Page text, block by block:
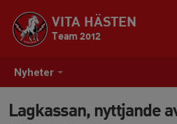
Nyheter
VITA HÄSTEN
Team 2012
Lagkassan, nyttjande